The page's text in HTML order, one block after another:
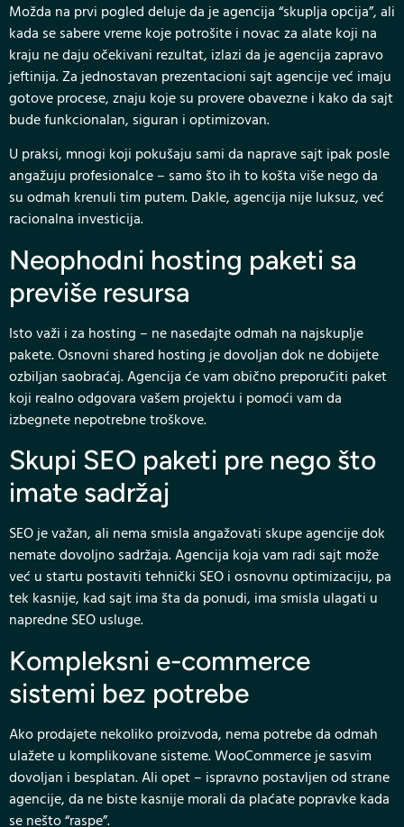
Možda na prvi pogled deluje da je agencija “skuplja opcija”, ali
kada se sabere vreme koje potrošite i novac za alate koji na
kraju ne daju očekivani rezultat, izlazi da je agencija zapravo
jeftinija. Za jednostavan prezentacioni sajt agencije već imaju
gotove procese, znaju koje su provere obavezne i kako da sajt
bude funkcionalan, siguran i optimizovan.
U praksi, mnogi koji pokušaju sami da naprave sajt ipak posle
angažuju profesionalce – samo što ih to košta više nego da
su odmah krenuli tim putem. Dakle, agencija nije luksuz, već
racionalna investicija.
Neophodni hosting paketi sa
previše resursa
Isto važi i za hosting – ne nasedajte odmah na najskuplje
pakete. Osnovni shared hosting je dovoljan dok ne dobijete
ozbiljan saobraćaj. Agencija će vam obično preporučiti paket
koji realno odgovara vašem projektu i pomoći vam da
izbegnete nepotrebne troškove.
Skupi SEO paketi pre nego što
imate sadržaj
SEO je važan, ali nema smisla angažovati skupe agencije dok
nemate dovoljno sadržaja. Agencija koja vam radi sajt može
već u startu postaviti tehnički SEO i osnovnu optimizaciju, pa
tek kasnije, kad sajt ima šta da ponudi, ima smisla ulagati u
napredne SEO usluge.
Kompleksni e-commerce
sistemi bez potrebe
Ako prodajete nekoliko proizvoda, nema potrebe da odmah
ulažete u komplikovane sisteme. WooCommerce je sasvim
dovoljan i besplatan. Ali opet – ispravno postavljen od strane
agencije, da ne biste kasnije morali da plaćate popravke kada
se nešto “raspe”.